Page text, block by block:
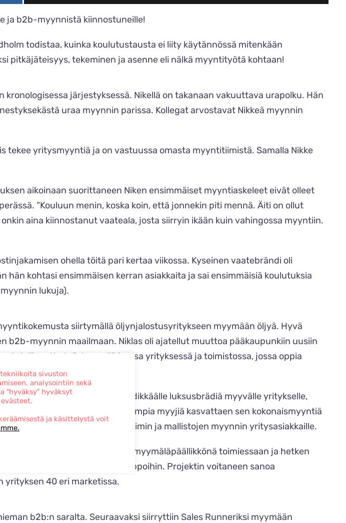
ja b2b-myynnistä kiinnostuneille!
todistaa, kuinka koulutustausta ei liity käytännössä mitenkään
pitkäjäteisyys, tekeminen ja asenne eli nälkä myyntityötä kohtaan!
kronologisessa järjestyksessä. Nikellä on takanaan vakuuttava urapolku. Hän
uraa myynnin parissa. Kollegat arvostavat Nikkeä myynnin
tekee yritysmyyntiä ja on vastuussa omasta myyntitiimistä. Samalla Nikke
aikoinaan suorittaneen Niken ensimmäiset myyntiaskeleet eivät olleet
”Kouluun menin, koska koin, että jonnekin piti mennä. Äiti on ollut
aina kiinnostanut vaateala, josta siirryin ikään kuin vahingossa myyntiin.
ohella töitä pari kertaa viikossa. Kyseinen vaatebrändi oli
hän kohtasi ensimmäisen kerran asiakkaita ja sai ensimmäisiä koulutuksia
lukuja).
siirtymällä öljynjalostusyritykseen myymään öljyä. Hyvä
b2b-myynnin maailmaan. Niklas oli ajatellut muuttoa pääkaupunkiin uusiin
työskennellä isossa yrityksessä ja toimistossa, jossa oppia
siirtyi ruotsalaiselle trendikkäälle luksusbrädiä myyvälle yritykselle,
Hänestä tuli yrityksen parhaimpia myyjiä kasvattaen sen kokonaismyyntiä
ja sai vastuulleen myyntitiimin ja mallistojen myynnin yritysasiakkaille.
hän toteutti loppuaikana myymäläpäällikkönä toimiessaan ja hetken
suomalaisiin vähittäiskauppoihin. Projektin voitaneen sanoa
yrityksen 40 eri marketissa.
b2b:n saralta. Seuraavaksi siirryttiin Sales Runneriksi myymään
sivuston
analysointiin sekä
"hyväksy" hyväksyt
ja käsittelystä voit